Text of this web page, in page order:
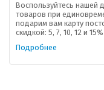
Воспользуйтесь нашей
товаров при
подарим вам карту
скидкой: 5, 7, 10, 12 и 15%
Подробнее
В помощь покупателю
Форма обратной связи